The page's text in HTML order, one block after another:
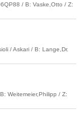
/ B: Vaske,Otto / Z:
/ Askari / B: Lange,Dr.
Weitemeier,Philipp / Z: